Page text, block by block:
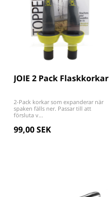
JOIE 2 Pack Flaskkorkar
2-Pack korkar som expanderar när
spaken fälls ner. Passar till att
försluta v...
99,00 SEK